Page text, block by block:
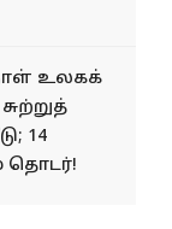
உலகக்
14
தொடர்!